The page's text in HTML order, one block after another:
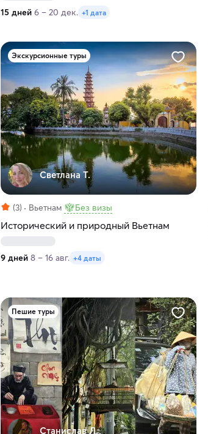
15 дней 6 – 20 дек. +1 дата
Экскурсионные туры
Светлана Т.
(3) Вьетнам Без визы
Исторический и природный Вьетнам
9 дней 8 – 16 авг. +4 даты
Пешие туры
Станислав Л.